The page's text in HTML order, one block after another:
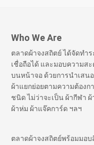
Who We Are
ตลาดผ้าจงสถิตย์ ได้จัดทำ
เชื่อถือได้ และมอบความส
บนหน้าจอ ด้วยการนำเสน
ผ้าแยกย่อยตามความต้องก
ชนิด ไม่ว่าจะเป็น ผ้ากีฬา
ผ้าห่ม ผ้าแจ๊คการ์ด ฯลฯ
ตลาดผ้าจงสถิตย์พร้อมมอ